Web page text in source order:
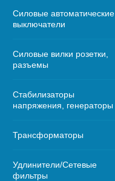
Силовые автоматические
выключатели
Силовые вилки розетки,
разъемы
Стабилизаторы
напряжения, генераторы
Трансформаторы
Удлинители/Сетевые
фильтры